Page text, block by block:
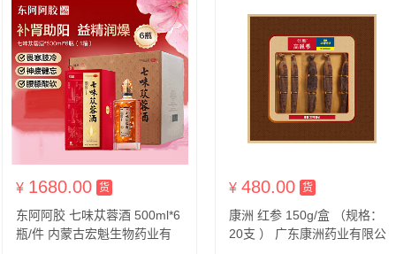
¥ 1680.00 货
东阿阿胶 七味苁蓉酒 500ml*6
瓶/件 内蒙古宏魁生物药业有
¥ 480.00 货
康洲 红参 150g/盒 （规格：
20支 ） 广东康洲药业有限公